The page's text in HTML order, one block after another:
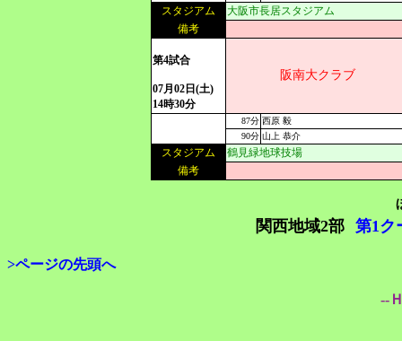
スタジアム
大阪市長居スタジアム
備考
第4試合
07月02日(土)
14時30分
阪南大クラブ
87分 西原 毅
90分 山上 恭介
スタジアム
鶴見緑地球技場
備考
関西地域2部 第1ク
>ページの先頭へ
--